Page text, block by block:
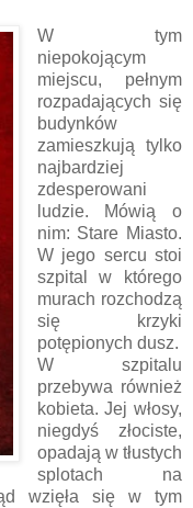
W tym
niepokojącym
miejscu, pełnym
rozpadających się
budynków
zamieszkują tylko
najbardziej
zdesperowani
ludzie. Mówią o
nim: Stare Miasto.
W jego sercu stoi
szpital w którego
murach rozchodzą
się krzyki
potępionych dusz.
W szpitalu
przebywa również
kobieta. Jej włosy,
niegdyś złociste,
opadają w tłustych
splotach na
wzięła się w tym